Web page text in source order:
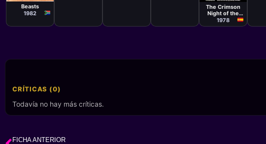
Nathanson
Beasts
1982
The Crimson
Night of the
Hawk
1978
CRÍTICAS (0)
Todavía no hay más críticas.
FICHA ANTERIOR